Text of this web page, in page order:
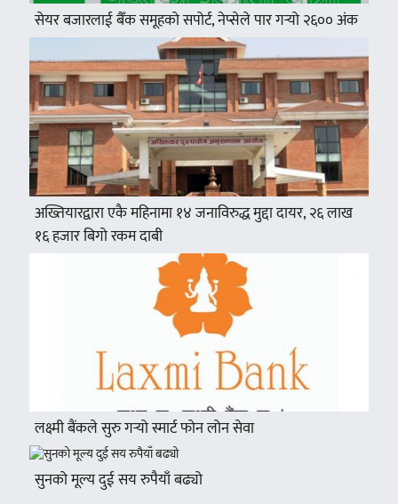
सेयर बजारलाई बैँक समूहको सपोर्ट, नेप्सेले पार गर्‍यो २६०० अंक
अख्तियारद्वारा एकै महिनामा १४ जनाविरुद्ध मुद्दा दायर, २६ लाख
१६ हजार बिगो रकम दाबी
लक्ष्मी बैंकले सुरु गर्‍यो स्मार्ट फोन लोन सेवा
सुनको मूल्य दुई सय रुपैयाँ बढ्यो